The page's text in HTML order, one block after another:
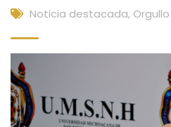
Noticia destacada,